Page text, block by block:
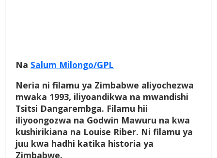
Na Salum Milongo/GPL
Neria ni filamu ya Zimbabwe aliyochezwa
mwaka 1993, iliyoandikwa na mwandishi
Tsitsi Dangarembga. Filamu hii
iliyoongozwa na Godwin Mawuru na kwa
kushirikiana na Louise Riber. Ni filamu ya
juu kwa hadhi katika historia ya
Zimbabwe.